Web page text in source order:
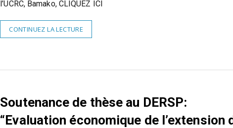
l’UCRC, Bamako, CLIQUEZ ICI
CONTINUEZ LA LECTURE
Soutenance de thèse au DERSP:
“Evaluation économique de l’extension